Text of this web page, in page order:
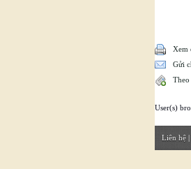
Xem
Gửi
User(s)
Liên hệ |